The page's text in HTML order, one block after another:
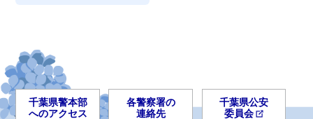
千葉県警本部
へのアクセス
各警察署の
連絡先
千葉県公安
委員会